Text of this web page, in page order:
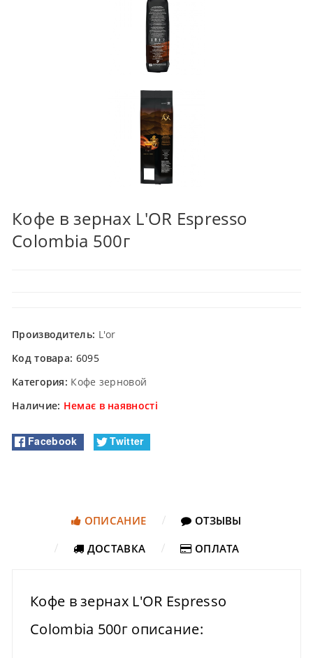
Кофе в зернах L'OR Espresso
Colombia 500г
Производитель: L'or
Код товара: 6095
Категория: Кофе зерновой
Наличие: Немає в наявності
Facebook Twitter
ОПИСАНИЕ
ОТЗЫВЫ
ДОСТАВКА
ОПЛАТА
Кофе в зернах L'OR Espresso
Colombia 500г описание: